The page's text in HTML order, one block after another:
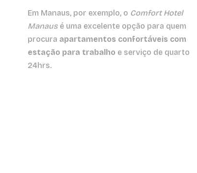
Em Manaus, por exemplo, o Comfort Hotel
Manaus é uma excelente opção para quem
procura apartamentos confortáveis com
estação para trabalho e serviço de quarto
24hrs.